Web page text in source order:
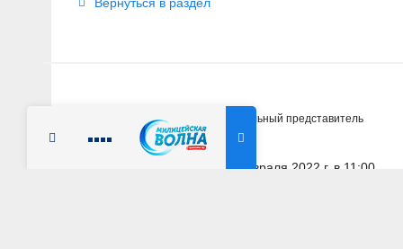
Новости Официальный представитель
8 февраля 2022 г. в 11:00
Радио Милицейская волна